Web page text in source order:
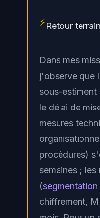
⚡Retour terrain
Dans mes
j'observe que
sous-estiment
le délai de
mesures
procédures)
semaines ; les
(segmentation
chiffrement,